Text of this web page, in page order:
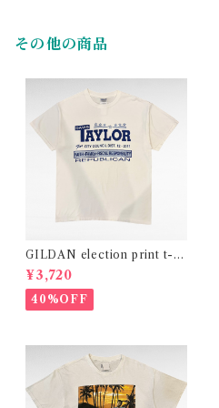
その他の商品
GILDAN election print t-sh
irt
¥3,720
40%OFF